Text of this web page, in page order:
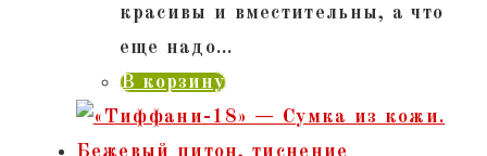
красивы и вместительны, а что
еще надо…
В корзину